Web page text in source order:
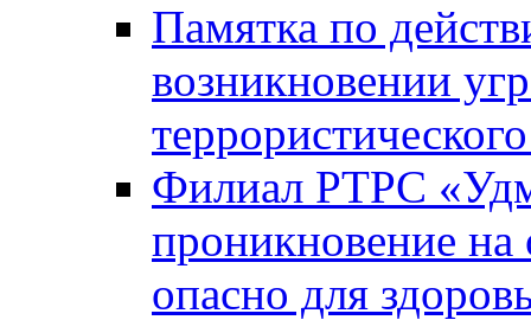
Памятка по
возникновении
Филиал РТРС
проникновение на
опасно для